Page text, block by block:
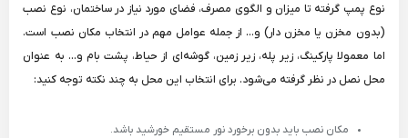
نوع پمپ گرفته تا میزان و الگوی مصرف، فضای مورد نیاز در ساختمان، نوع نصب
(بدون مخزن یا مخزن دار) و... از جمله عوامل مهم در انتخاب مکان نصب است.
اما معمولا پارکینگ، زیر پله، زیر زمین، گوشه‌ای از حیاط، پشت بام و... به عنوان
محل نصل در نظر گرفته می‌شود. برای انتخاب این محل به چند نکته توجه کنید:
مکان نصب باید بدون برخورد نور مستقیم خورشید باشد.